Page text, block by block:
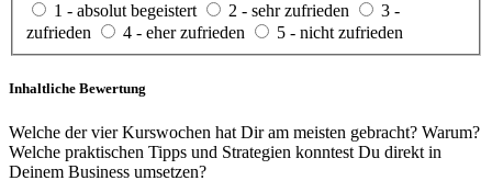
1 - absolut begeistert
2 - sehr zufrieden
3 -
zufrieden
4 - eher zufrieden 5 - nicht zufrieden
Inhaltliche Bewertung
Welche der vier Kurswochen hat Dir am meisten gebracht? Warum?
Welche praktischen Tipps und Strategien konntest Du direkt in
Deinem Business umsetzen?